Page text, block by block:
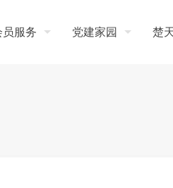
员服务 党建家园 楚